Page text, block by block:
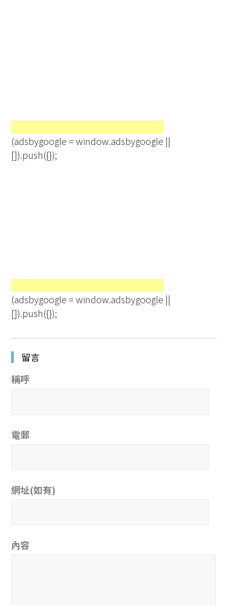
(adsbygoogle = window.adsbygoogle ||
[]).push({});
(adsbygoogle = window.adsbygoogle ||
[]).push({});
留言
稱呼
電郵
網址(如有)
內容